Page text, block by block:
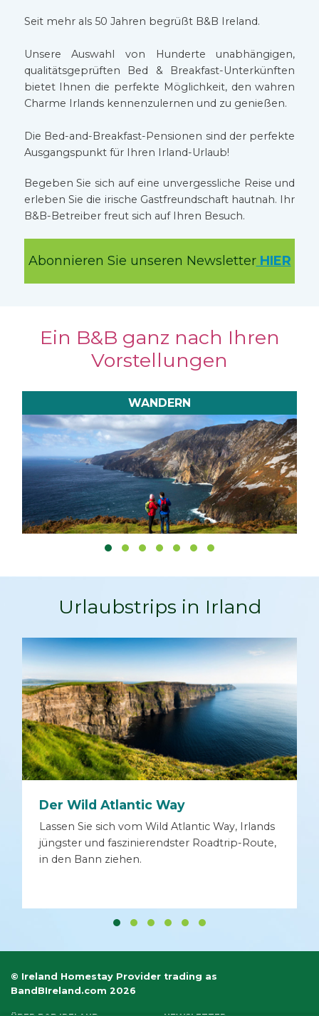
Seit mehr als 50 Jahren begrüßt B&B Ireland.
Unsere Auswahl von Hunderte unabhängigen,
qualitätsgeprüften Bed & Breakfast-Unterkünften
bietet Ihnen die perfekte Möglichkeit, den wahren
Charme Irlands kennenzulernen und zu genießen.
Die Bed-and-Breakfast-Pensionen sind der perfekte
Ausgangspunkt für Ihren Irland-Urlaub!
Begeben Sie sich auf eine unvergessliche Reise und
erleben Sie die irische Gastfreundschaft hautnah. Ihr
B&B-Betreiber freut sich auf Ihren Besuch.
Abonnieren Sie unseren NewsletterHIER
Ein B&B ganz nach Ihren
Vorstellungen
WANDERN
Urlaubstrips in Irland
Der Wild Atlantic Way
Lassen Sie sich vom Wild Atlantic Way, Irlands
jüngster und faszinierendster Roadtrip-Route,
in den Bann ziehen.
© Ireland Homestay Provider trading as
BandBIreland.com 2026